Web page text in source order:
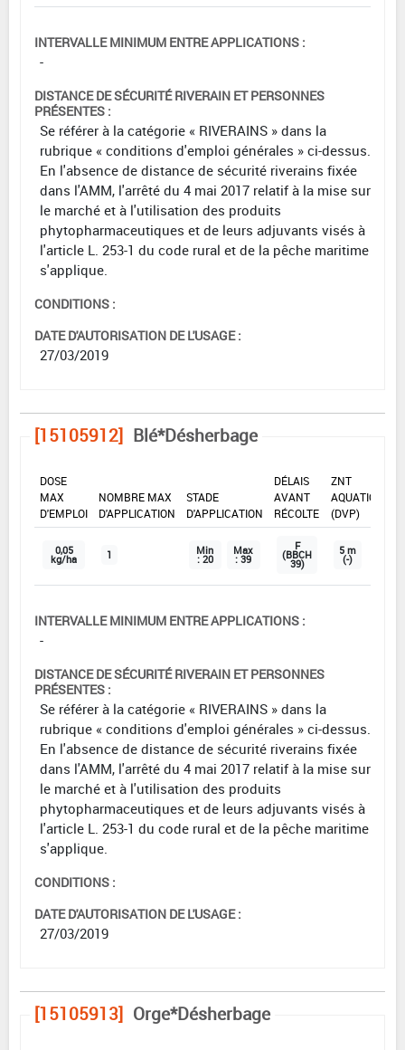
INTERVALLE MINIMUM ENTRE APPLICATIONS :
-
DISTANCE DE SÉCURITÉ RIVERAIN ET PERSONNES
PRÉSENTES :
Se référer à la catégorie « RIVERAINS » dans la
rubrique « conditions d'emploi générales » ci-dessus.
En l'absence de distance de sécurité riverains fixée
dans l'AMM, l'arrêté du 4 mai 2017 relatif à la mise sur
le marché et à l'utilisation des produits
phytopharmaceutiques et de leurs adjuvants visés à
l'article L. 253-1 du code rural et de la pêche maritime
s'applique.
CONDITIONS :
DATE D'AUTORISATION DE L'USAGE :
27/03/2019
[15105912] Blé*Désherbage
DOSE
MAX
D'EMPLOI
NOMBRE MAX
D'APPLICATION
STADE
D'APPLICATION
DÉLAIS
AVANT
RÉCOLTE
ZNT
AQUATIQUE
(DVP)
0,05
kg/ha 1 Min
: 20
Max
: 39
F
(BBCH
39)
5 m
(-)
INTERVALLE MINIMUM ENTRE APPLICATIONS :
-
DISTANCE DE SÉCURITÉ RIVERAIN ET PERSONNES
PRÉSENTES :
Se référer à la catégorie « RIVERAINS » dans la
rubrique « conditions d'emploi générales » ci-dessus.
En l'absence de distance de sécurité riverains fixée
dans l'AMM, l'arrêté du 4 mai 2017 relatif à la mise sur
le marché et à l'utilisation des produits
phytopharmaceutiques et de leurs adjuvants visés à
l'article L. 253-1 du code rural et de la pêche maritime
s'applique.
CONDITIONS :
DATE D'AUTORISATION DE L'USAGE :
27/03/2019
[15105913] Orge*Désherbage